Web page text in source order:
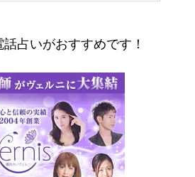
占いがおすすめです！